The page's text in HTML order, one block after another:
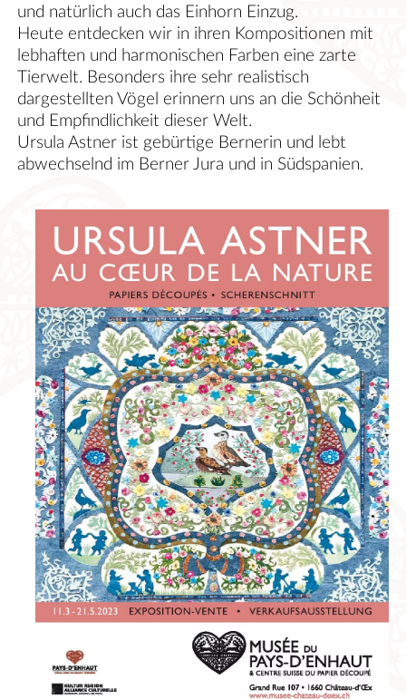
und natürlich auch das Einhorn Einzug.
Heute entdecken wir in ihren Kompositionen mit
lebhaften und harmonischen Farben eine zarte
Tierwelt. Besonders ihre sehr realistisch
dargestellten Vögel erinnern uns an die Schönheit
und Empfindlichkeit dieser Welt.
Ursula Astner ist gebürtige Bernerin und lebt
abwechselnd im Berner Jura und in Südspanien.